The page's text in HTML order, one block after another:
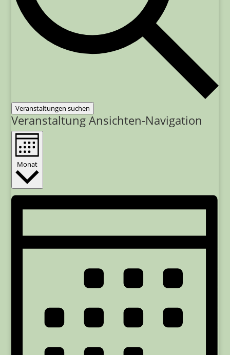
Veranstaltungen suchen
Veranstaltung Ansichten-Navigation
Monat